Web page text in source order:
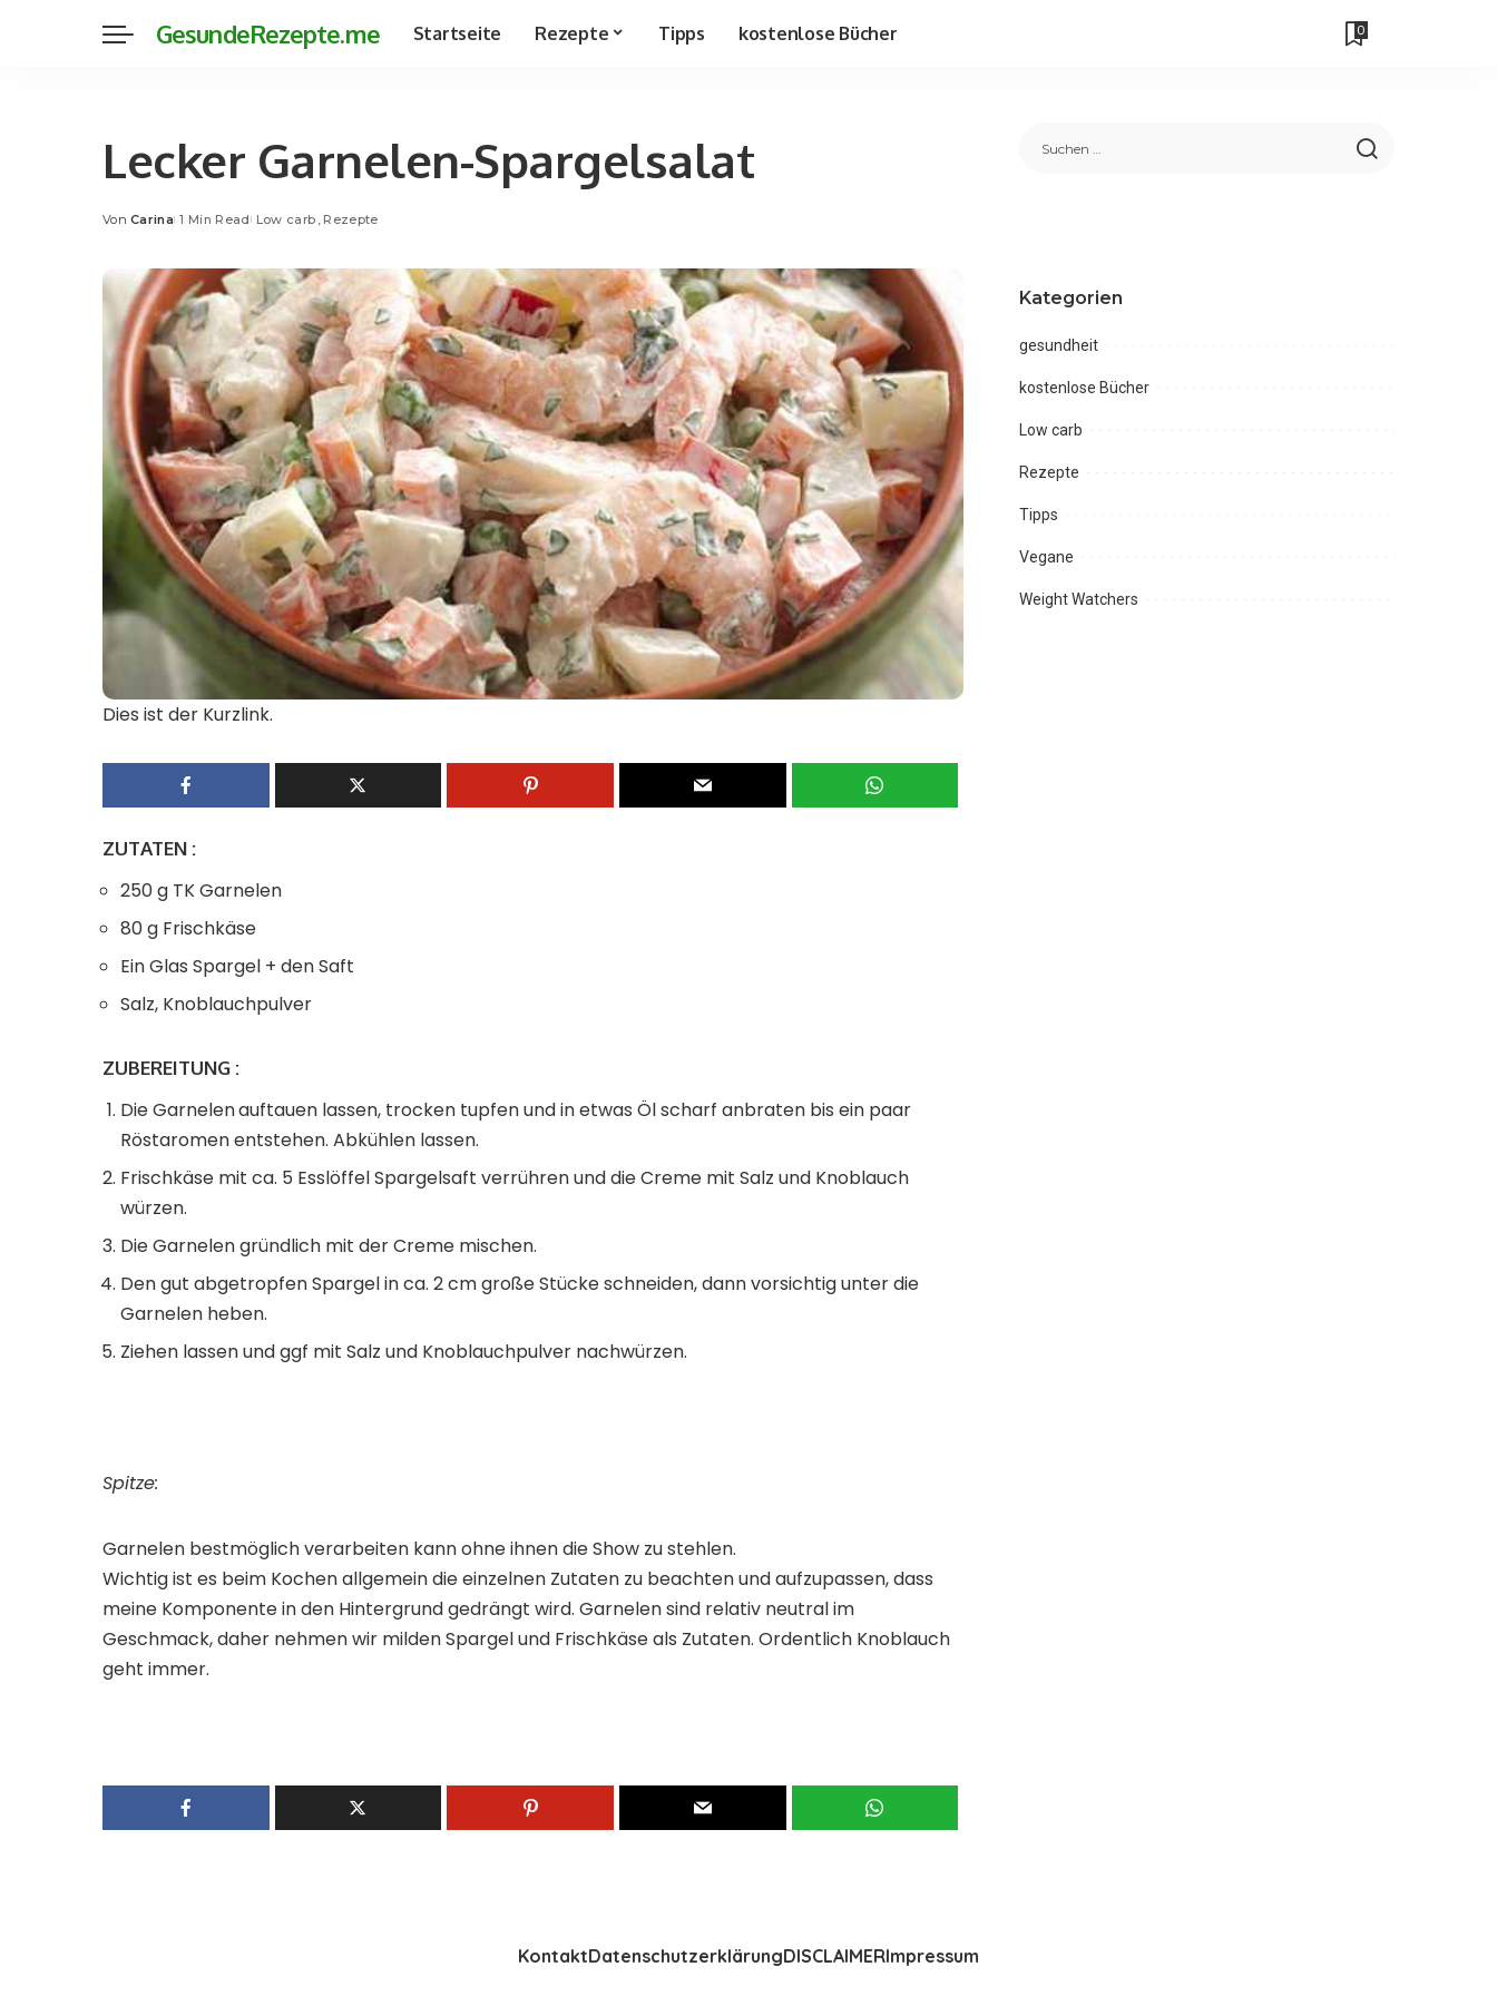
GesundeRezepte.me Startseite Rezepte Tipps kostenlose Bücher 0
Lecker Garnelen-Spargelsalat
Posted
Von Carina 1 Min Read Low carb Rezepte
Dies ist der Kurzlink.
ZUTATEN :
250 g TK Garnelen
80 g Frischkäse
Ein Glas Spargel + den Saft
Salz, Knoblauchpulver
ZUBEREITUNG :
Die Garnelenauftauen lassen, trocken tupfen und in etwas Öl scharf anbraten bis ein paar
Röstaromen entstehen. Abkühlen lassen.
Frischkäse mit ca. 5 Esslöffel Spargelsaft verrühren und die Creme mit Salz und Knoblauch
würzen.
Die Garnelen gründlich mit der Creme mischen.
Den gut abgetropfen Spargel in ca. 2 cm große Stücke schneiden, dann vorsichtig unter die
Garnelen heben.
Ziehen lassen und ggf mit Salz und Knoblauchpulver nachwürzen.
Spitze:
Garnelen bestmöglich verarbeiten kann ohne ihnen die Show zu stehlen.
Wichtig ist es beim Kochen allgemein die einzelnen Zutaten zu beachten und aufzupassen, dass
meine Komponente in den Hintergrund gedrängt wird. Garnelen sind relativ neutral im
Geschmack, daher nehmen wir milden Spargel und Frischkäse als Zutaten. Ordentlich Knoblauch
geht immer.
Kategorien
gesundheit
kostenlose Bücher
Low carb
Rezepte
Tipps
Vegane
Weight Watchers
KontaktDatenschutzerklärungDISCLAIMERImpressum